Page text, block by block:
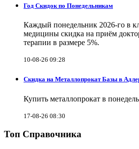
Год Скидок по Понедельникам
Каждый понедельник 2026-го в
медицины скидка на приём
терапии в размере 5%.
10-08-26 09:28
Скидка на Металлопрокат Базы в
Купить металлопрокат в
17-08-26 08:30
Топ Справочника